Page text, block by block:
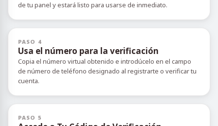
de tu panel y estará listo para usarse de inmediato.
PASO 4
Usa el número para la verificación
Copia el número virtual obtenido e introdúcelo en el campo
de número de teléfono designado al registrarte o verificar tu
cuenta.
PASO 5